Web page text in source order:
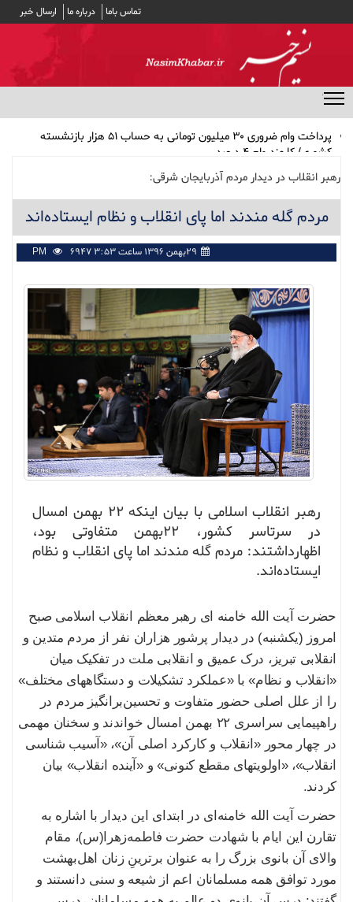
تماس باما درباره ما ارسال خبر
پرداخت وام ضروری ۳۰ میلیون تومانی به حساب ۵۱ هزار بازنشسته
کشوری/ کارمزد وام ۴ درصد
مشارکت ۱۹ بانک در توزیع سود سهام عدالت
اثر داروی فشار خون در جلوگیری از صرع
کاهش وزن بدون رژیم‌های مُد روز
رهبر انقلاب در دیدار مردم آذربایجان شرقی:
مردم گله مندند اما پای انقلاب و نظام ایستاده‌اند
۲۹بهمن ۱۳۹۶ ساعت ۳:۵۳ PM 6947
رهبر انقلاب اسلامی با بیان اینکه ۲۲ بهمن امسال
در سرتاسر کشور، ۲۲بهمن متفاوتی بود،
اظهارداشتند: مردم گله مندند اما پای انقلاب و نظام
ایستاده‌اند.
حضرت آیت الله خامنه ای رهبر معظم انقلاب اسلامی صبح
امروز (یکشنبه) در دیدار پرشور هزاران نفر از مردم متدین و
انقلابی تبریز، درک عمیق و انقلابی ملت در تفکیک میان
«انقلاب و نظام» با «عملکرد تشکیلات و دستگاههای مختلف»
را از علل اصلی حضور متفاوت و تحسین‌برانگیز مردم در
راهپیمایی سراسری ۲۲ بهمن امسال خواندند و سخنان مهمی
در چهار محور «انقلاب و کارکرد اصلی آن»، «آسیب شناسی
انقلاب»، «اولویتهای مقطع کنونی» و «آینده انقلاب» بیان
کردند.
حضرت آیت الله خامنه‌ای در ابتدای این دیدار با اشاره به
تقارن این ایام با شهادت حضرت فاطمه‌زهرا(س)، مقام
والای آن بانوی بزرگ را به عنوان برترینِ زنان اهل‌بهشت
مورد توافق همه مسلمانان اعم از شیعه و سنی دانستند و